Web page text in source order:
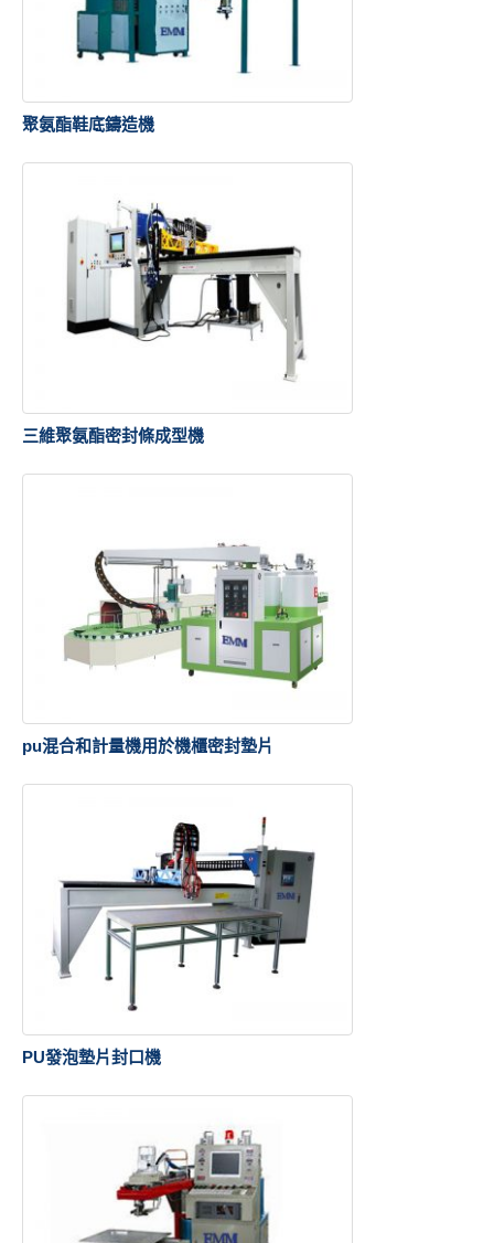
聚氨酯鞋底鑄造機
三維聚氨酯密封條成型機
pu混合和計量機用於機櫃密封墊片
PU發泡墊片封口機